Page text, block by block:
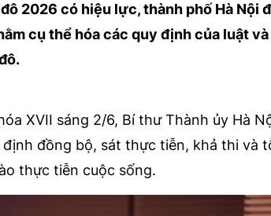
2026 có hiệu lực, thành phố Hà Nội
cụ thể hóa các quy định của luật
XVII sáng 2/6, Bí thư Thành ủy Hà
đồng bộ, sát thực tiễn, khả thi và
thực tiễn cuộc sống.